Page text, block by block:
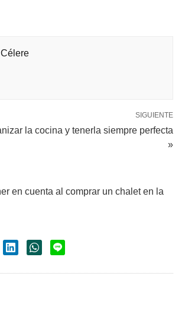
SIGUIENTE
la cocina y tenerla siempre perfecta
»
en cuenta al comprar un chalet en la